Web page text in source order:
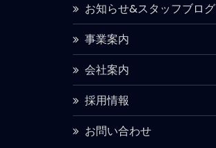
お知らせ&スタッフブログ
事業案内
会社案内
採用情報
お問い合わせ